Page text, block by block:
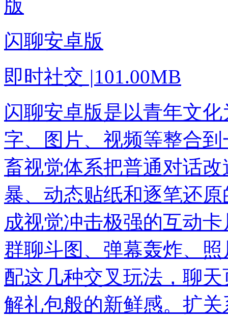
闪聊安卓版
即时社交 |101.00MB
闪聊安卓版是以青年文
字、图片、视频等整合
畜视觉体系把普通对话
暴、动态贴纸和逐笔还
成视觉冲击极强的互动
群聊斗图、弹幕轰炸、
配这几种交叉玩法，聊
解礼包般的新鲜感。扩